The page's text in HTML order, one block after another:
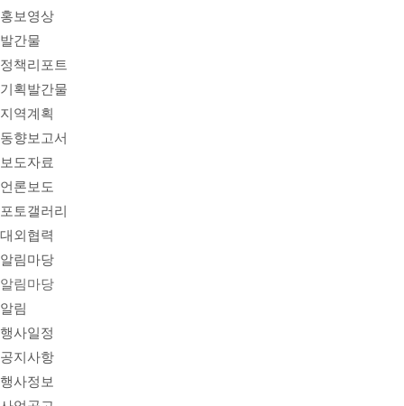
홍보영상
발간물
정책리포트
기획발간물
지역계획
동향보고서
보도자료
언론보도
포토갤러리
대외협력
알림마당
알림마당
알림
행사일정
공지사항
행사정보